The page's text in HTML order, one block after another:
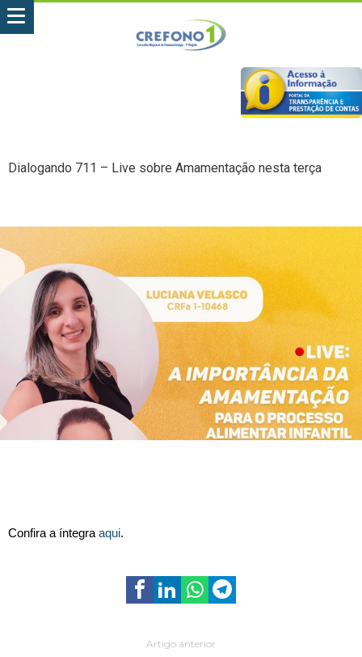
Dialogando 711 – Live sobre Amamentação nesta terça
Confira a íntegra aqui.
Artigo anterior